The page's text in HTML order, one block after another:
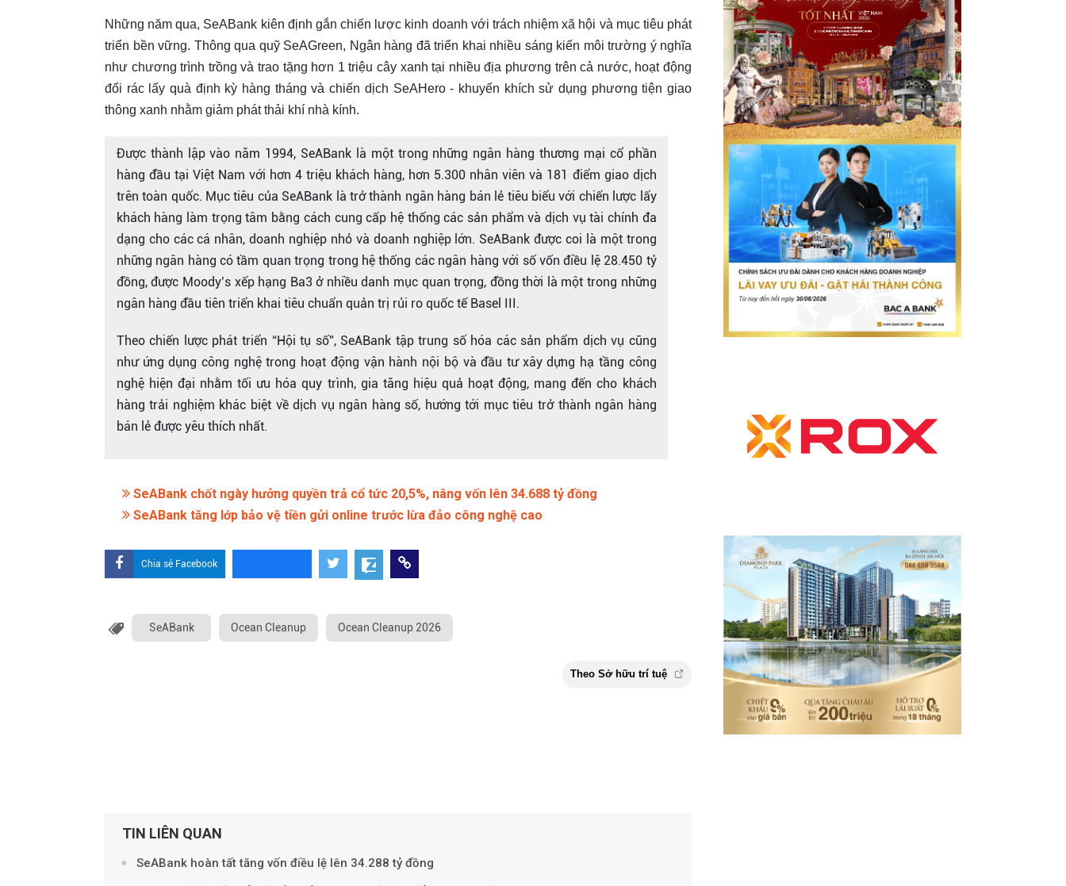
Những năm qua, SeABank kiên định gắn chiến lược kinh doanh với trách nhiệm xã hội và mục tiêu phát
triển bền vững. Thông qua quỹ SeAGreen, Ngân hàng đã triển khai nhiều sáng kiến môi trường ý nghĩa
như chương trình trồng và trao tặng hơn 1 triệu cây xanh tại nhiều địa phương trên cả nước, hoạt động
đổi rác lấy quà định kỳ hàng tháng và chiến dịch SeAHero - khuyến khích sử dụng phương tiện giao
thông xanh nhằm giảm phát thải khí nhà kính.
Được thành lập vào năm 1994, SeABank là một trong những ngân hàng thương mại cổ phần
hàng đầu tại Việt Nam với hơn 4 triệu khách hàng, hơn 5.300 nhân viên và 181 điểm giao dịch
trên toàn quốc. Mục tiêu của SeABank là trở thành ngân hàng bán lẻ tiêu biểu với chiến lược lấy
khách hàng làm trọng tâm bằng cách cung cấp hệ thống các sản phẩm và dịch vụ tài chính đa
dạng cho các cá nhân, doanh nghiệp nhỏ và doanh nghiệp lớn. SeABank được coi là một trong
những ngân hàng có tầm quan trọng trong hệ thống các ngân hàng với số vốn điều lệ 28.450 tỷ
đồng, được Moody’s xếp hạng Ba3 ở nhiều danh mục quan trọng, đồng thời là một trong những
ngân hàng đầu tiên triển khai tiêu chuẩn quản trị rủi ro quốc tế Basel III.
Theo chiến lược phát triển “Hội tụ số”, SeABank tập trung số hóa các sản phẩm dịch vụ cũng
như ứng dụng công nghệ trong hoạt động vận hành nội bộ và đầu tư xây dựng hạ tầng công
nghệ hiện đại nhằm tối ưu hóa quy trình, gia tăng hiệu quả hoạt động, mang đến cho khách
hàng trải nghiệm khác biệt về dịch vụ ngân hàng số, hướng tới mục tiêu trở thành ngân hàng
bán lẻ được yêu thích nhất.
SeABank chốt ngày hưởng quyền trả cổ tức 20,5%, nâng vốn lên 34.688 tỷ đồng
SeABank tăng lớp bảo vệ tiền gửi online trước lừa đảo công nghệ cao
Chia sẻ Facebook
SeABank Ocean Cleanup Ocean Cleanup 2026
TIN LIÊN QUAN
SeABank hoàn tất tăng vốn điều lệ lên 34.288 tỷ đồng